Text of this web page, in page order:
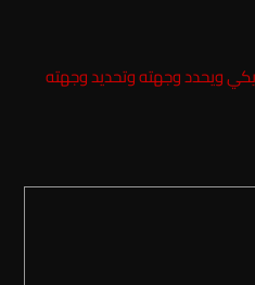
ويحدد وجهته وتحديد وجهته